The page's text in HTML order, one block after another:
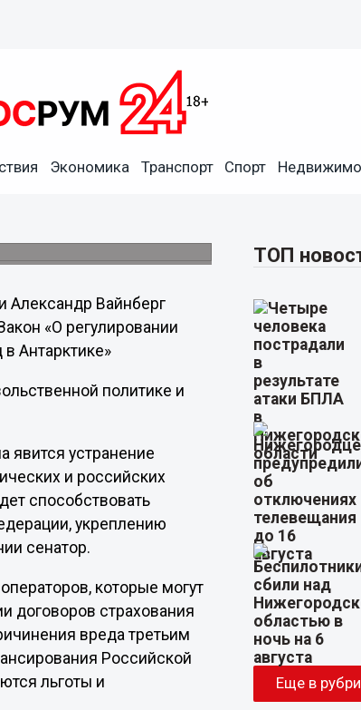
Экономика Транспорт Спорт
рассказал в
Александр Вайнберг
«О регулировании
Антарктике»
политике и
явится устранение
и российских
способствовать
укреплению
сенатор.
которые могут
договоров страхования
вреда третьим
Российской
льготы и
ТОП
Еще в